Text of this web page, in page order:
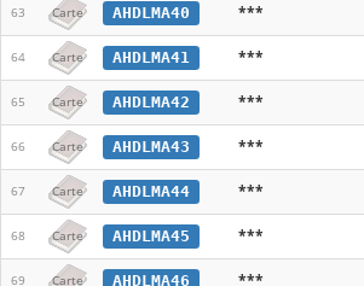
63 Carte AHDLMA40 ***
64 Carte AHDLMA41 ***
65 Carte AHDLMA42 ***
66 Carte AHDLMA43 ***
67 Carte AHDLMA44 ***
68 Carte AHDLMA45 ***
69 Carte AHDLMA46 ***